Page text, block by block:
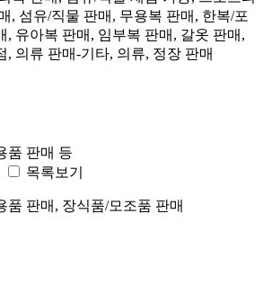
, 섬유/직물 판매, 무용복 판매, 한복/포
, 유아복 판매, 임부복 판매, 갈옷 판매,
, 의류 판매-기타, 의류, 정장 판매
품 판매 등
목록보기
품 판매, 장식품/모조품 판매